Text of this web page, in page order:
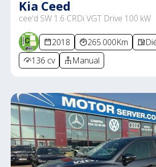
Kia Ceed
cee'd SW 1.6 CRDi VGT Drive 100 kW
2018 265.000Km
136 cv
Manual